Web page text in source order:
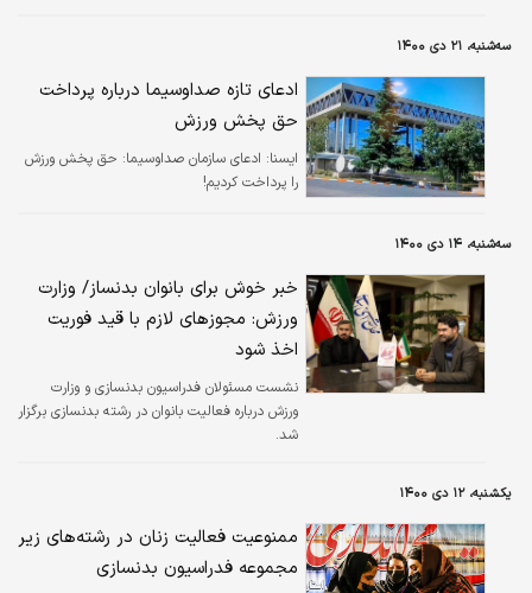
جهیزیه زوجین نیازمند تشکیل شده است.
سه‌شنبه، ۲۱ دی ۱۴۰۰
ادعای تازه صداوسیما درباره پرداخت
حق پخش ورزش
ايسنا: ادعای سازمان صداوسیما: حق پخش ورزش
را پرداخت کردیم!
سه‌شنبه، ۱۴ دی ۱۴۰۰
خبر خوش برای بانوان بدنساز/ وزارت
ورزش: مجوزهای لازم با قید فوریت
اخذ شود
نشست مسئولان فدراسیون بدنسازی و وزارت
ورزش درباره فعالیت بانوان در رشته بدنسازی برگزار
شد.
یکشنبه، ۱۲ دی ۱۴۰۰
ممنوعیت فعالیت زنان در رشته‌های زیر
مجموعه فدراسیون بدنسازی